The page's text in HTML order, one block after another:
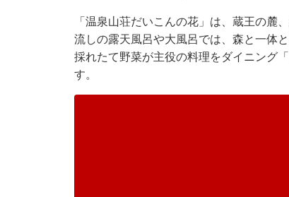
「温泉山荘だいこんの花」は、蔵王の麓
流しの露天風呂や大風呂では、森と一体
採れたて野菜が主役の料理をダイニング
す。